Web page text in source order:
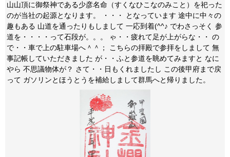
山山頂に御祭神である少彦名命（すくなひこなのみこと）を祀った
のが当社の起源となります。 ・・・ となっています 途中に中々の
趣もある 山道を通ったりもしまして 一応到着(^^♪ でわさっそく 参
道を・・・・って石段が。。。 ゃ・・疲れて足が上がらな・・ の
で・・車で上の駐車場へ＾＾； こちらの拝殿で参拝をしまして 無
事記帳していただきました が・・ふと参道を眺めてみますと なに
やら 不思議物体が？ さて・・日もくれましたし この後甲府まで戻
って ガソリンとほうとうを補給しまして群馬へと帰りました。